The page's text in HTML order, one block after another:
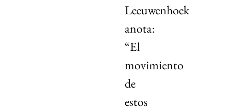
Leeuwenhoek
anota:
“El
movimiento
de
estos